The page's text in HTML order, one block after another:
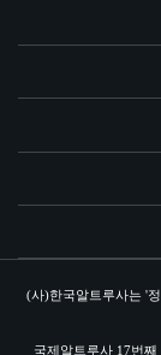
(사)한국알트루사는 '
국제알트루사 17번